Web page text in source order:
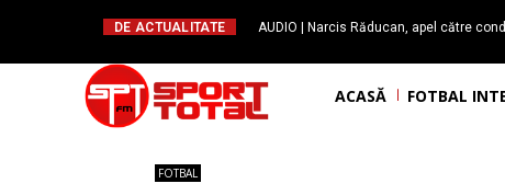
DE ACTUALITATE
AUDIO | Narcis Răducan, apel către
ACASĂ FOTBAL
FOTBAL